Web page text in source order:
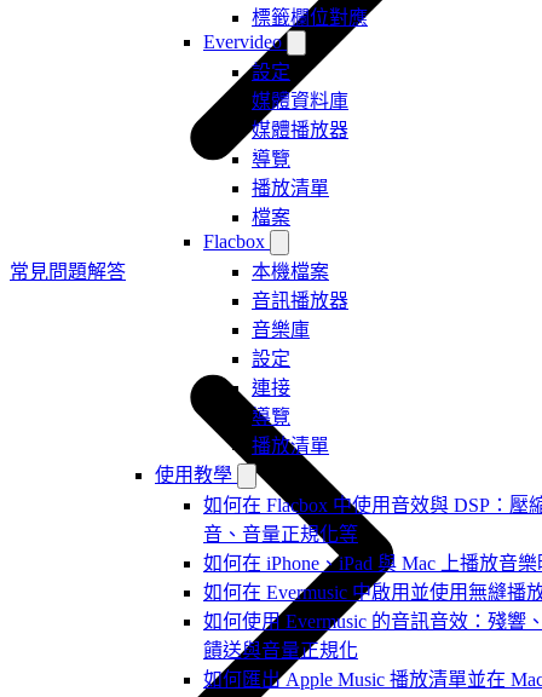
標籤欄位對應
Evervideo
設定
媒體資料庫
媒體播放器
導覽
播放清單
檔案
Flacbox
本機檔案
音訊播放器
音樂庫
設定
連接
導覽
播放清單
使用教學
如何在 Flacbox 中使用音效與 DSP：壓
音、音量正規化等
如何在 iPhone、iPad 與 Mac 上播放音
如何在 Evermusic 中啟用並使用無縫播
如何使用 Evermusic 的音訊音效：殘響
饋送與音量正規化
如何匯出 Apple Music 播放清單並在
常見問題解答